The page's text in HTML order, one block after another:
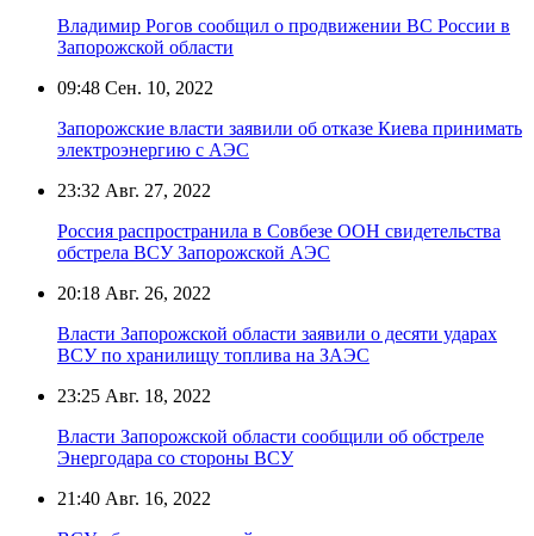
Владимир Рогов сообщил о продвижении ВС России в
Запорожской области
09:48 Сен. 10, 2022
Запорожские власти заявили об отказе Киева принимать
электроэнергию с АЭС
23:32 Авг. 27, 2022
Россия распространила в Совбезе ООН свидетельства
обстрела ВСУ Запорожской АЭС
20:18 Авг. 26, 2022
Власти Запорожской области заявили о десяти ударах
ВСУ по хранилищу топлива на ЗАЭС
23:25 Авг. 18, 2022
Власти Запорожской области сообщили об обстреле
Энергодара со стороны ВСУ
21:40 Авг. 16, 2022